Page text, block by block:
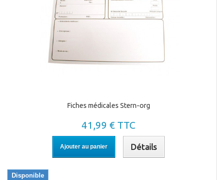
Fiches médicales Stern-org
41,99 € TTC
Ajouter au panier Détails
Disponible